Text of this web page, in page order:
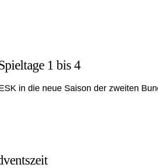
1 bis 4
in die neue Saison der zweiten